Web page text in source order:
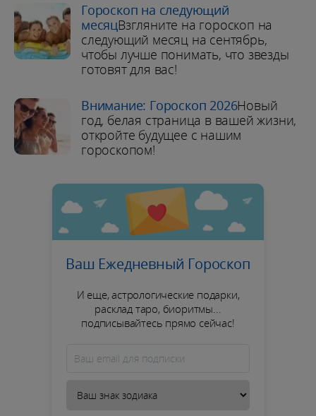
Гороскоп на следующий
месяцВзгляните на гороскоп на
следующий месяц на сентябрь,
чтобы лучше понимать, что звезды
готовят для вас!
Внимание: Гороскоп 2026Новый
год, белая страница в вашей жизни,
откройте будущее с нашим
гороскопом!
Ваш Ежедневный Гороскоп
И еще, астрологические подарки,
расклад таро, биоритмы...
подписывайтесь прямо сейчас!